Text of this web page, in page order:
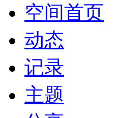
空间首页
动态
记录
主题